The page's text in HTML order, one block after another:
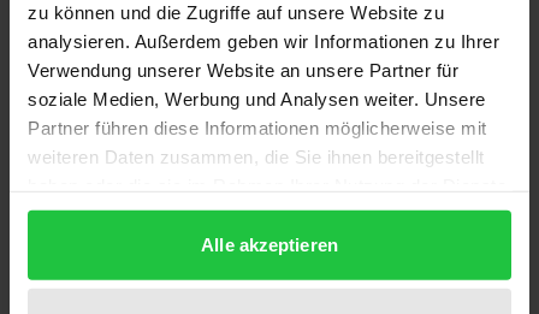
zu können und die Zugriffe auf unsere Website zu
analysieren. Außerdem geben wir Informationen zu Ihrer
Verwendung unserer Website an unsere Partner für
soziale Medien, Werbung und Analysen weiter. Unsere
Partner führen diese Informationen möglicherweise mit
weiteren Daten zusammen, die Sie ihnen bereitgestellt
gesammelt haben.
Alle akzeptieren
Bibliografische Angaben
Auflage
1
Erscheinungsdatum